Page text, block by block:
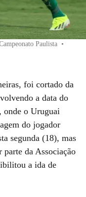
Paulista •
foi cortado da
a data do
onde o Uruguai
do jogador
segunda (18), mas
parte da Associação
a ida de